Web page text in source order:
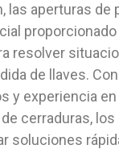
las aperturas de
resolver
de llaves.
y experiencia en
cerraduras,
soluciones